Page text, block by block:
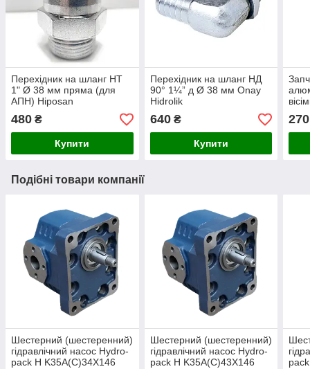
Перехідник на шланг НТ
1" Ø 38 мм пряма (для
АПН) Hiposan
480 ₴
Купити
Перехідник на шланг НД
90° 1¼” д Ø 38 мм Onay
Hidrolik
640₴
Купити
270
Подібні товари компанії
Шестерний (шестеренний)
гідравлічний насос Hydro-
pack H K35A(C)34X146
Шестерний (шестеренний)
гідравлічний насос Hydro-
pack H K35A(C)43X146